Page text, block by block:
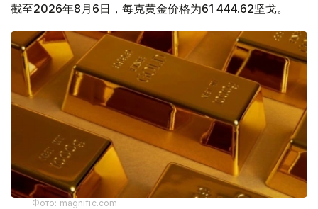
截至2026年8月6日，每克黄金价格为61 444.62坚戈。
Фото: magnific.com